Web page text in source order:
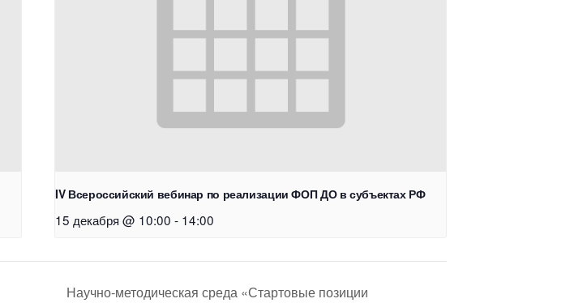
IV Всероссийский вебинар по реализации ФОП ДО в субъектах РФ
15 декабря @ 10:00 - 14:00
Научно-методическая среда «Стартовые позиции